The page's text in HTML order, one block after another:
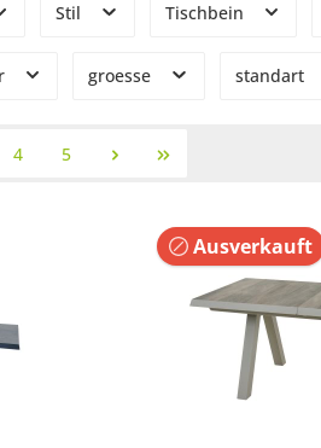
Stil Tischbein
groesse standart
4 5
Ausverkauft